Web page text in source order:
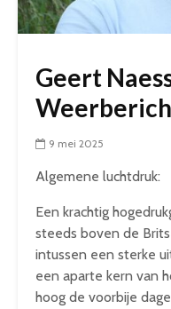
Geert
9 mei 2025
Algemene luchtdruk:
Een krachtig
steeds boven de
intussen een sterke
een aparte kern van
hoog de voorbije